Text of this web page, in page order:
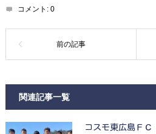
コメント:0
関連記事一覧
コスモ東広島ＦＣ